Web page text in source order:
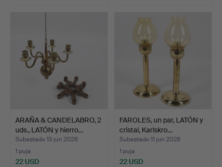
ARAÑA & CANDELABRO, 2
uds., LATÓN y hierro…
Subastado 13 jun 2026
1 puja
22 USD
FAROLES, un par, LATÓN y
cristal, Karlskro…
Subastado 11 jun 2026
1 puja
22 USD